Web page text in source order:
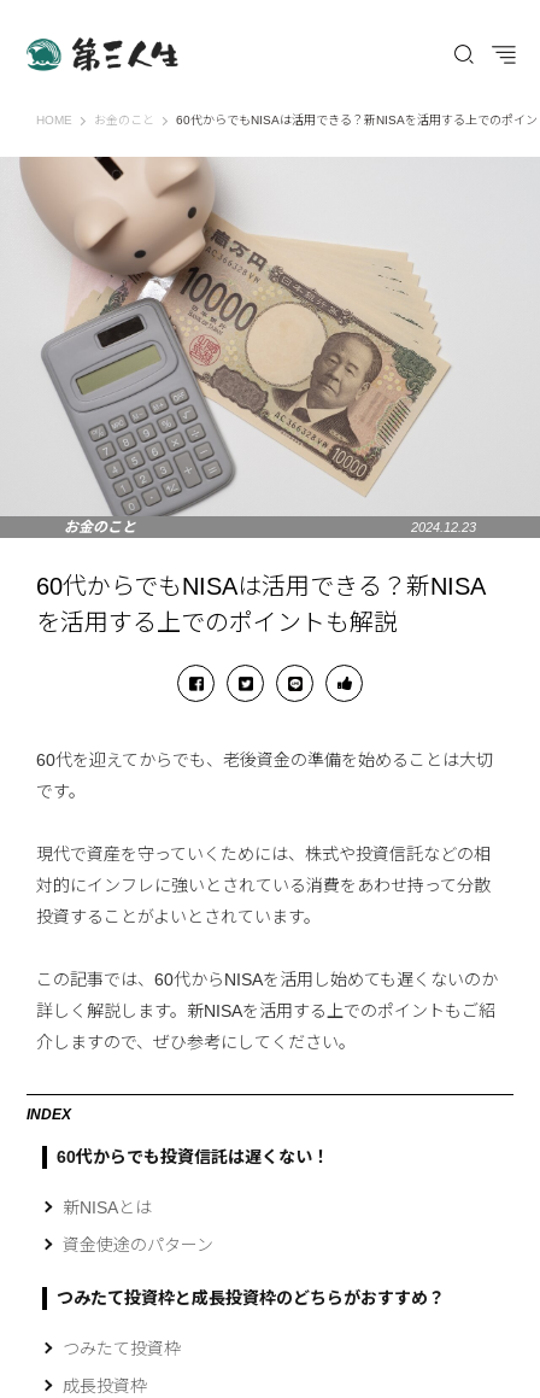
HOME 第三人生 〜寄り道の歩き方〜
お金のこと 60代からでもNISAは活用できる？新NISAを活用する上でのポイン
お金のこと 2024.12.23
60代からでもNISAは活用できる？新NISA
を活用する上でのポイントも解説
60代を迎えてからでも、老後資金の準備を始めることは大切
です。
現代で資産を守っていくためには、株式や投資信託などの相
対的にインフレに強いとされている消費をあわせ持って分散
投資することがよいとされています。
この記事では、60代からNISAを活用し始めても遅くないのか
詳しく解説します。新NISAを活用する上でのポイントもご紹
介しますので、ぜひ参考にしてください。
INDEX
60代からでも投資信託は遅くない！
新NISAとは
資金使途のパターン
つみたて投資枠と成長投資枠のどちらがおすすめ？
つみたて投資枠
成長投資枠